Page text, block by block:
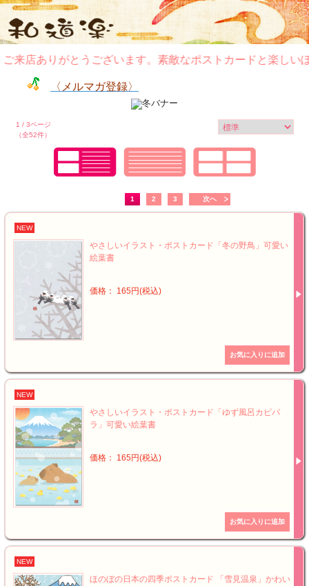
店ありがとうございます。素敵なポストカードと楽しいぽ
〈メルマガ登録〉
1 / 3ページ
（全52件）
1 2 3 次へ
NEW
やさしいイラスト・ポストカード「冬の野鳥」可愛い
絵葉書
価格： 165円(税込)
NEW
やさしいイラスト・ポストカード「ゆず風呂カピパ
ラ」可愛い絵葉書
価格： 165円(税込)
NEW
ほのぼの日本の四季ポストカード 「雪見温泉」かわい